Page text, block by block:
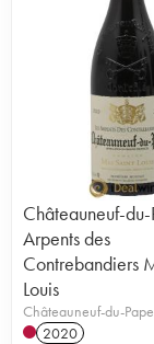
Châteauneuf-du-
Arpents des
Contrebandiers
Louis
Châteauneuf-du-
2020